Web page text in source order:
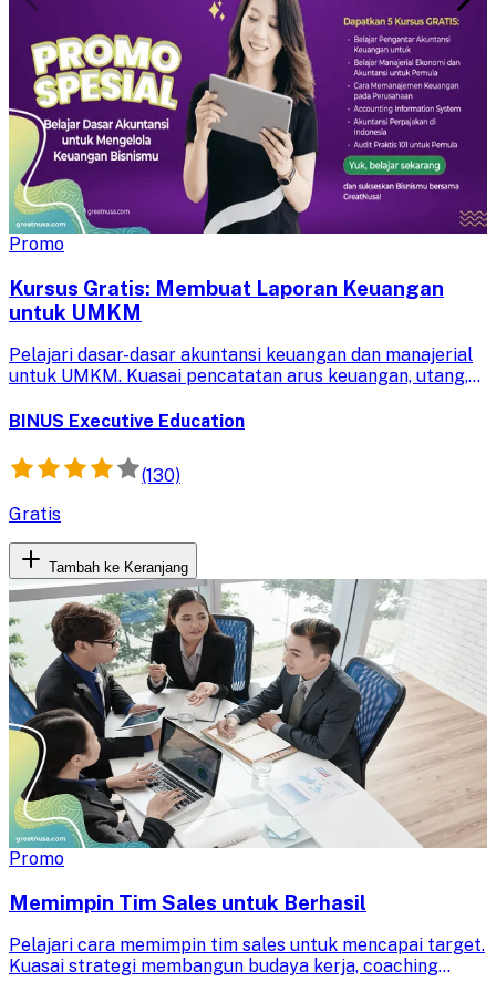
Promo
Kursus Gratis: Membuat Laporan Keuangan
untuk UMKM
Pelajari dasar-dasar akuntansi keuangan dan manajerial
untuk UMKM. Kuasai pencatatan arus keuangan, utang,
baik dan terukur.
BINUS Executive Education
(130)
Gratis
Tambah ke Keranjang
Promo
Memimpin Tim Sales untuk Berhasil
Pelajari cara memimpin tim sales untuk mencapai target.
Kuasai strategi membangun budaya kerja, coaching